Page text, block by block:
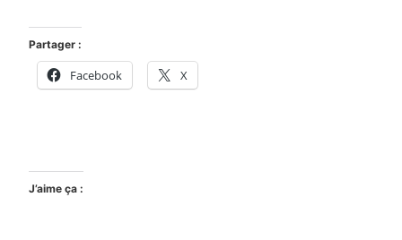
Partager :
Facebook X
J’aime ça :